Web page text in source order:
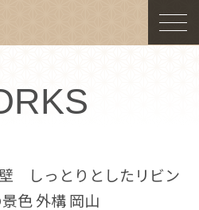
しっとりとしたリビン
色 外構 岡山